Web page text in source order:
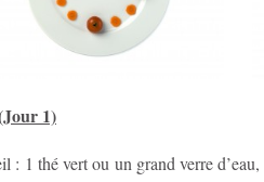
1)
: 1 thé vert ou un grand verre